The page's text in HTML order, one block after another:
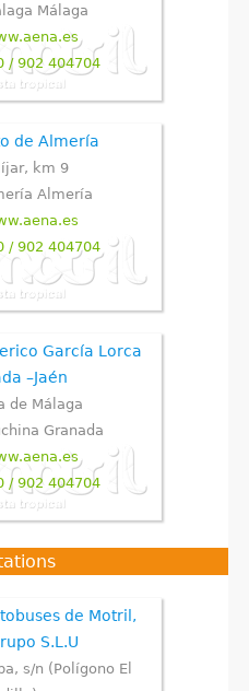
Málaga
/ 902 404704
de Almería
km 9
Almería
/ 902 404704
García Lorca
–Jaén
de Málaga
Granada
/ 902 404704
de Motril,
S.L.U
s/n (Polígono El